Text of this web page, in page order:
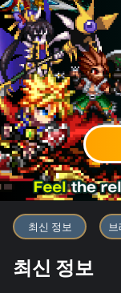
블록체인
최신 정보
최신 정보